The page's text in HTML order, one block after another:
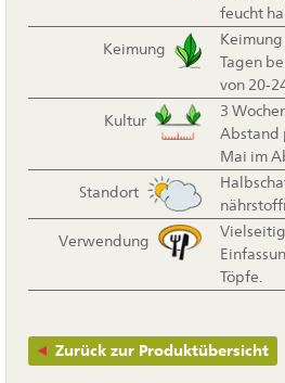
feucht
Keimung
Tagen
von 20-
Kultur
3
Abstand
Mai im
Standort
Verwendung
Töpfe.
Zurück zur Produktübersicht